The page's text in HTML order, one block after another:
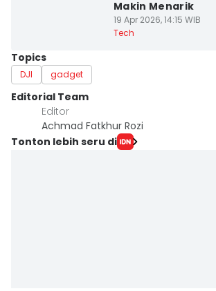
Makin Menarik
19 Apr 2026, 14:15 WIB
Tech
Topics
DJI gadget
Editorial Team
Editor
Achmad Fatkhur Rozi
Tonton lebih seru di